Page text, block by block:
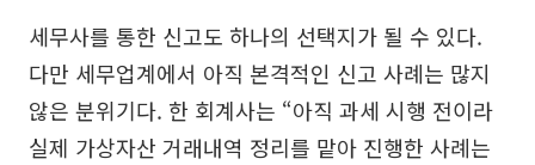
세무사를 통한 신고도 하나의 선택지가 될 수 있다.
다만 세무업계에서 아직 본격적인 신고 사례는 많지
않은 분위기다. 한 회계사는 “아직 과세 시행 전이라
실제 가상자산 거래내역 정리를 맡아 진행한 사례는